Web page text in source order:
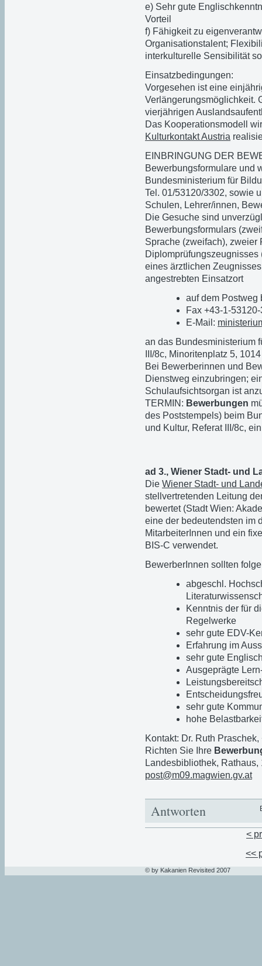
e) Sehr gute
Vorteil
f) Fähigkeit zu
Organisationstalent;
interkulturelle Sensibilität
Einsatzbedingungen:
Vorgesehen ist eine
Verlängerungsmöglichkeit.
vierjährigen
Das Kooperationsmodell
Kulturkontakt Austria
EINBRINGUNG DER
Bewerbungsformulare und
Bundesministerium für
Tel. 01/53120/3302, sowie
Schulen, Lehrer/innen,
Die Gesuche sind
Bewerbungsformulars
Sprache (zweifach), zweier
eines ärztlichen
angestrebten Einsatzort
auf dem Postweg
Fax +43-1-
E-Mail:
an das Bundesministerium
III/8c, Minoritenplatz 5,
Bei Bewerberinnen und
Dienstweg einzubringen;
Schulaufsichtsorgan ist
TERMIN: Bewerbungen
des Poststempels) beim
und Kultur, Referat III/8c,
ad 3., Wiener Stadt- und
Die Wiener Stadt- und
stellvertretenden Leitung
bewertet (Stadt Wien:
eine der bedeutendsten im
MitarbeiterInnen und ein
BIS-C verwendet.
BewerberInnen sollten
abgeschl.
Kenntnis der für
Regelwerke
sehr gute EDV-
Erfahrung im
sehr gute
Ausgeprägte
sehr gute
hohe
Kontakt: Dr. Ruth
Richten Sie Ihre
Landesbibliothek,
post@m09.magwien.gv.at
Antworten
<
<<
© by Kakanien Revisited 2007